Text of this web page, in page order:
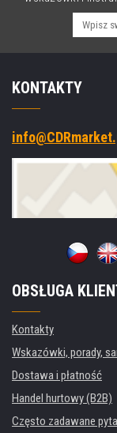
KONTAKTY
OBSŁUGA
Kontakty
Wskazówki, porady,
Dostawa i płatność
Handel hurtowy (B2B)
Często zadawane